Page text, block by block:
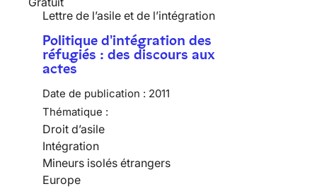
Lettre de l’asile et de l’intégration
Politique d'intégration des
réfugiés : des discours aux
actes
Date de publication : 2011
Thématique :
Droit d’asile
Intégration
Mineurs isolés étrangers
Europe